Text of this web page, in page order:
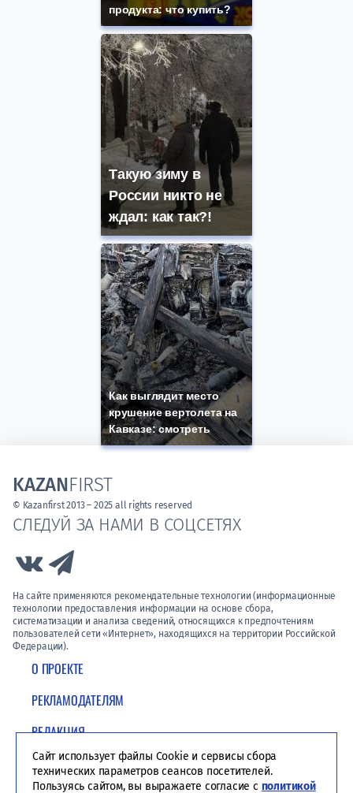
продукта: что купить?
Такую зиму в
России никто не
ждал: как так?!
Как выглядит место
крушение вертолета на
Кавказе: смотреть
О ПРОЕКТЕ
РЕКЛАМОДАТЕЛЯМ
РЕДАКЦИЯ
ПОЛИТИКА КОНФИДЕНЦИАЛЬНОСТИ
СЛЕДУЙ ЗА НАМИ В СОЦСЕТЯХ
Link to Vk
На сайте применяются рекомендательные технологии (информационные
технологии предоставления информации на основе сбора,
систематизации и анализа сведений, относящихся к предпочтениям
пользователей сети «Интернет», находящихся на территории Российской
Федерации).
KAZANFIRST
© Kazanfirst 2013 – 2025 all rights reserved
Сайт использует файлы Cookie и сервисы сбора
технических параметров сеансов посетителей.
Пользуясь сайтом, вы выражаете согласие с политикой